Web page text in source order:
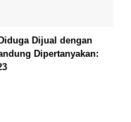
Dijual dengan
Dipertanyakan: